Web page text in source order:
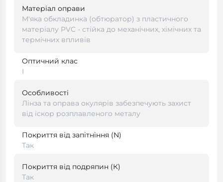
Матеріал оправи
М'яка обкладинка (обтюратор) з пластичного
матеріалу PVC - стійка до механічних, хімічних та
термічних впливів
Оптичний клас
I
Особливості
Лінза та оправа окулярів забезпечують захист
від іскор розплавленого металу
Покриття від запітніння (N)
Так
Покриття від подряпин (К)
Так